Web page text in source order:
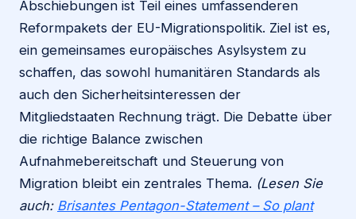
Abschiebungen ist Teil eines umfassenderen
Reformpakets der EU-Migrationspolitik. Ziel ist es,
ein gemeinsames europäisches Asylsystem zu
schaffen, das sowohl humanitären Standards als
auch den Sicherheitsinteressen der
Mitgliedstaaten Rechnung trägt. Die Debatte über
die richtige Balance zwischen
Aufnahmebereitschaft und Steuerung von
Migration bleibt ein zentrales Thema. (Lesen Sie
auch: Brisantes Pentagon-Statement – So plant